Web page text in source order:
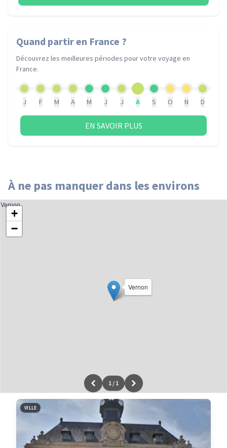
Quand partiren France ?
Découvrez les meilleures périodes pour votre voyage en
France.
J F M A M J J A S O N D
EN SAVOIR PLUS
À ne pas manquer dans les environs
Vernon
+
−
Leaflet|données ©OpenStreetMap/ODbL - renduOSM France
Vernon
1 / 1
VILLE